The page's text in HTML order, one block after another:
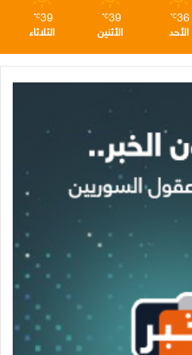
36
℃
الأحد
39
℃
الأثنين
39
℃
الثلاثاء